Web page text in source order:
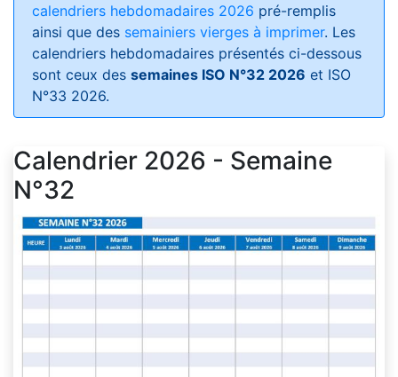
calendriers hebdomadaires 2026 pré-remplis
ainsi que des semainiers vierges à imprimer. Les
calendriers hebdomadaires présentés ci-dessous
sont ceux des semaines ISO N°32 2026 et ISO
N°33 2026.
Calendrier 2026 - Semaine
N°32